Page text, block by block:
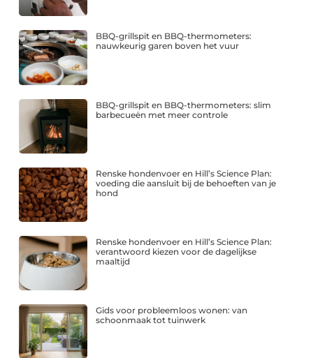
BBQ-grillspit en BBQ-thermometers:
nauwkeurig garen boven het vuur
BBQ-grillspit en BBQ-thermometers: slim
barbecueën met meer controle
Renske hondenvoer en Hill’s Science Plan:
voeding die aansluit bij de behoeften van je
hond
Renske hondenvoer en Hill’s Science Plan:
verantwoord kiezen voor de dagelijkse
maaltijd
Gids voor probleemloos wonen: van
schoonmaak tot tuinwerk